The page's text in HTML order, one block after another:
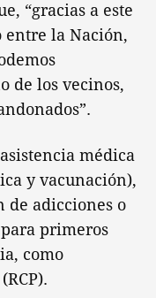
“gracias a este
entre la Nación,
de los vecinos,
médica
y vacunación),
de adicciones o
primeros
como